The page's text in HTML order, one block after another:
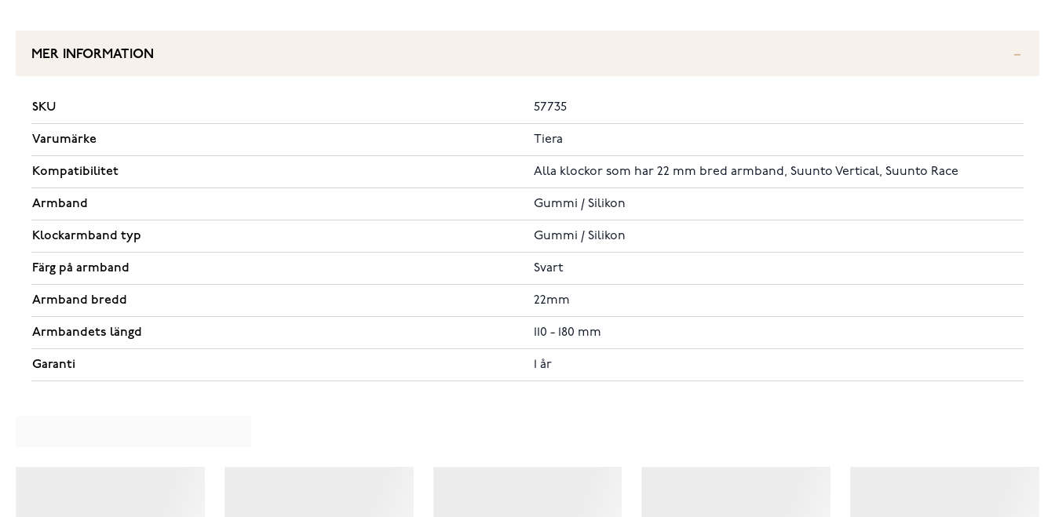
MER INFORMATION
SKU 57735
Varumärke Tiera
Kompatibilitet Alla klockor som har 22 mm bred armband, Suunto Vertical, Suunto Race
Armband Gummi / Silikon
Klockarmband typ Gummi / Silikon
Färg på armband Svart
Armband bredd 22mm
Armbandets längd 110 - 180 mm
Garanti 1 år